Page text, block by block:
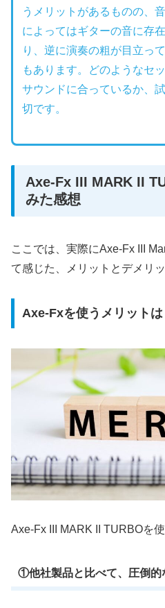
うメリットがあるものの、
によってはギターの音に存
り、逆に演奏の粗が目立っ
もあります。どのようなセ
サウンドに合っているか、
切です。
Axe-Fx III MARK II
みた感想
ここでは、実際にAxe-Fx III
て感じた、メリットとデメリ
Axe-Fxを使うメリットは
Axe-Fx III MARK II TURBOを
①他社製品と比べて、圧倒的